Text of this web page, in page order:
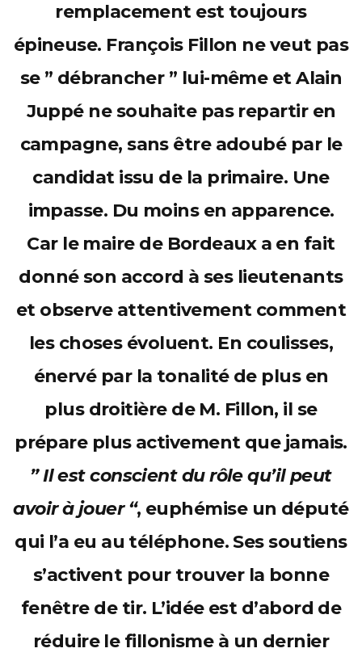
remplacement est toujours
épineuse. François Fillon ne veut pas
se ” débrancher ” lui-même et Alain
Juppé ne souhaite pas repartir en
campagne, sans être adoubé par le
candidat issu de la primaire. Une
impasse. Du moins en apparence.
Car le maire de Bordeaux a en fait
donné son accord à ses lieutenants
et observe attentivement comment
les choses évoluent. En coulisses,
énervé par la tonalité de plus en
plus droitière de M. Fillon, il se
prépare plus activement que jamais.
” Il est conscient du rôle qu’il peut
avoir à jouer “, euphémise un député
qui l’a eu au téléphone. Ses soutiens
s’activent pour trouver la bonne
fenêtre de tir. L’idée est d’abord de
réduire le fillonisme à un dernier